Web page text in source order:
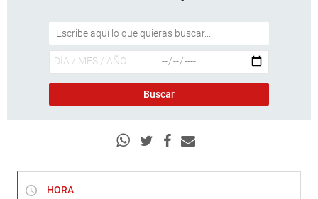
HORA